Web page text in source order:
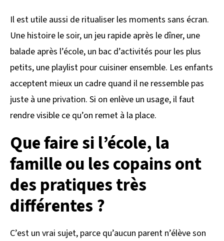
Il est utile aussi de ritualiser les moments sans écran.
Une histoire le soir, un jeu rapide après le dîner, une
balade après l’école, un bac d’activités pour les plus
petits, une playlist pour cuisiner ensemble. Les enfants
acceptent mieux un cadre quand il ne ressemble pas
juste à une privation. Si on enlève un usage, il faut
rendre visible ce qu’on remet à la place.
Que faire si l’école, la
famille ou les copains ont
des pratiques très
différentes ?
C’est un vrai sujet, parce qu’aucun parent n’élève son